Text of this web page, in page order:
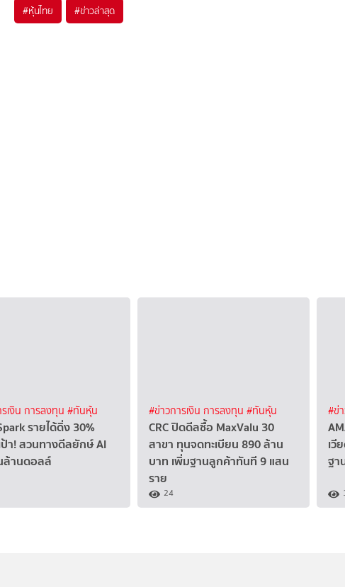
#หุ้นไทย #ข่าวล่าสุด
รเงิน การลงทุน#ทันหุ้น
รายได้ดิ่ง 30%
า! สวนทางดีลยักษ์ AI
านดอลล์
#ข่าวการเงิน การลงทุน#ทันหุ้น
CRC ปิดดีลซื้อ MaxValu 30
สาขา ทุนจดทะเบียน 890 ล้าน
บาท เพิ่มฐานลูกค้าทันที 9 แสน
ราย
24
#ข่
เวี
ฐ